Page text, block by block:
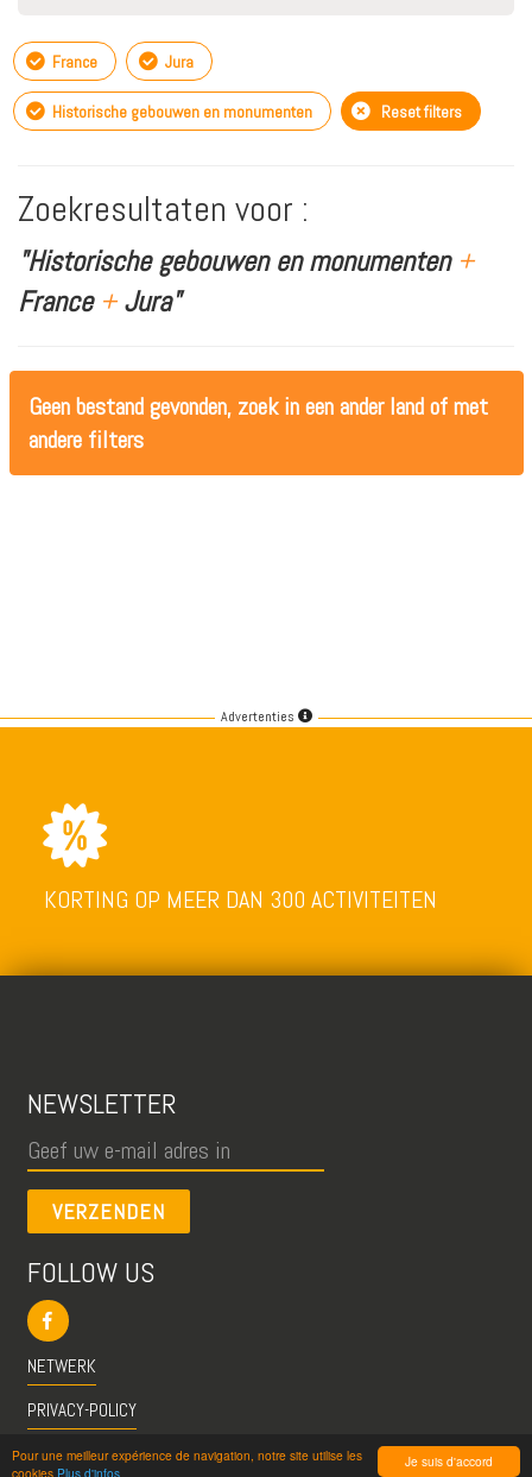
Je suis d'accord
Pour une meilleur expérience de navigation, notre site utilise les
cookies Plus d'infos
France Jura
Historische gebouwen en monumenten Reset filters
Zoekresultaten voor :
"Historische gebouwen en monumenten +
France +Jura"
Geen bestand gevonden, zoek in een ander land of met
andere filters
Advertenties
KORTING OP MEER DAN 300 ACTIVITEITEN
NEWSLETTER
VERZENDEN
FOLLOW US
NETWERK
PRIVACY-POLICY
CGU